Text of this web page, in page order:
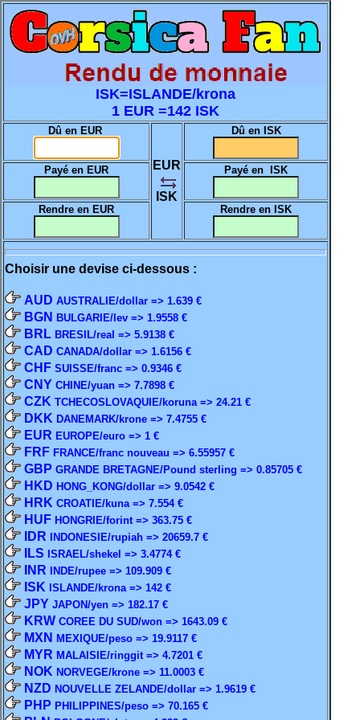
ISK=ISLANDE/krona
1 EUR =142 ISK
Dû en EUR
EUR
ISK
Dû en ISK
Payé en EUR Payé en ISK
Rendre en EUR Rendre en ISK
Choisir une devise ci-dessous :
AUD AUSTRALIE/dollar => 1.639 €
BGN BULGARIE/lev => 1.9558 €
BRL BRESIL/real => 5.9138 €
CAD CANADA/dollar => 1.6156 €
CHF SUISSE/franc => 0.9346 €
CNY CHINE/yuan => 7.7898 €
CZK TCHECOSLOVAQUIE/koruna => 24.21 €
DKK DANEMARK/krone => 7.4755 €
EUR EUROPE/euro => 1 €
FRF FRANCE/franc nouveau => 6.55957 €
GBP GRANDE BRETAGNE/Pound sterling => 0.85705 €
HKD HONG_KONG/dollar => 9.0542 €
HRK CROATIE/kuna => 7.554 €
HUF HONGRIE/forint => 363.75 €
IDR INDONESIE/rupiah => 20659.7 €
ILS ISRAEL/shekel => 3.4774 €
INR INDE/rupee => 109.909 €
ISK ISLANDE/krona => 142 €
JPY JAPON/yen => 182.17 €
KRW COREE DU SUD/won => 1643.09 €
MXN MEXIQUE/peso => 19.9117 €
MYR MALAISIE/ringgit => 4.7201 €
NOK NORVEGE/krone => 11.0003 €
NZD NOUVELLE ZELANDE/dollar => 1.9619 €
PHP PHILIPPINES/peso => 70.165 €